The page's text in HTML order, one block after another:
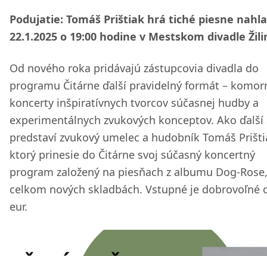
Podujatie: Tomáš Prištiak hrá tiché piesne
22.1.2025 o 19:00 hodine v Mestskom divadle
Od nového roka pridávajú zástupcovia divadla do
programu Čitárne ďalší pravidelný formát –
koncerty inšpiratívnych tvorcov súčasnej hudby a
experimentálnych zvukových konceptov. Ako ďalší
predstaví zvukový umelec a hudobník Tomáš
ktorý prinesie do Čitárne svoj súčasný koncertný
program založený na piesňach z albumu Dog-
celkom nových skladbách. Vstupné je dobrovoľné
eur.